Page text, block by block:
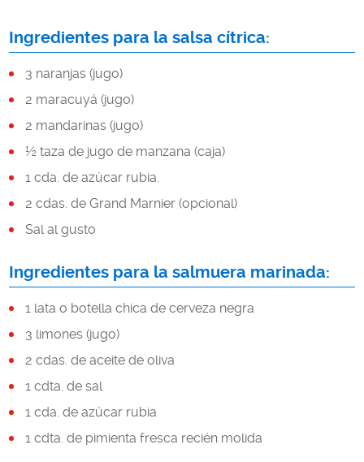
Ingredientes para la salsa cítrica:
3 naranjas (jugo)
2 maracuyá (jugo)
2 mandarinas (jugo)
½ taza de jugo de manzana (caja)
1 cda. de azúcar rubia.
2 cdas. de Grand Marnier (opcional)
Sal al gusto
Ingredientes para la salmuera marinada:
1 lata o botella chica de cerveza negra
3 limones (jugo)
2 cdas. de aceite de oliva
1 cdta. de sal
1 cda. de azúcar rubia
1 cdta. de pimienta fresca recién molida